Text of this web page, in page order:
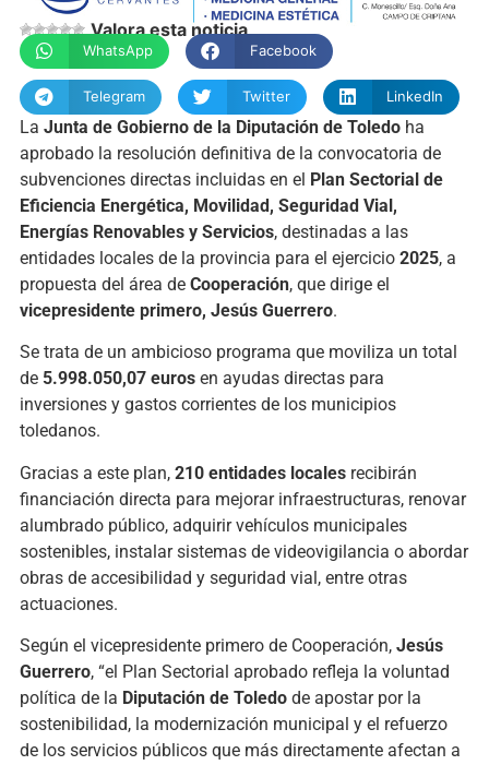
Valora esta noticia
WhatsApp Facebook
Telegram Twitter LinkedIn
La Junta de Gobierno de la Diputación de Toledoha
aprobado la resolución definitiva de la convocatoria de
subvenciones directas incluidas en el Plan Sectorial de
Eficiencia Energética, Movilidad, Seguridad Vial,
Energías Renovables y Servicios, destinadas a las
entidades locales de la provincia para el ejercicio 2025, a
propuesta del área de Cooperación, que dirige el
vicepresidente primero, Jesús Guerrero.
Se trata de un ambicioso programa que moviliza un total
de 5.998.050,07 eurosen ayudas directas para
inversiones y gastos corrientes de los municipios
toledanos.
Gracias a este plan, 210 entidades localesrecibirán
financiación directa para mejorar infraestructuras, renovar
alumbrado público, adquirir vehículos municipales
sostenibles, instalar sistemas de videovigilancia o abordar
obras de accesibilidad y seguridad vial, entre otras
actuaciones.
Según el vicepresidente primero de Cooperación, Jesús
Guerrero, “el Plan Sectorial aprobado refleja la voluntad
política de la Diputación de Toledode apostar por la
sostenibilidad, la modernización municipal y el refuerzo
de los servicios públicos que más directamente afectan a